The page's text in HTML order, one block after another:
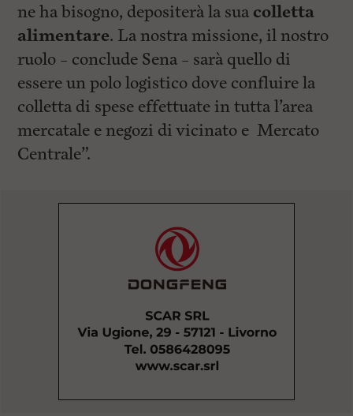
ne ha bisogno, depositerà la sua colletta
alimentare. La nostra missione, il nostro
ruolo – conclude Sena – sarà quello di
essere un polo logistico dove confluire la
colletta di spese effettuate in tutta l’area
mercatale e negozi di vicinato e Mercato
Centrale”.